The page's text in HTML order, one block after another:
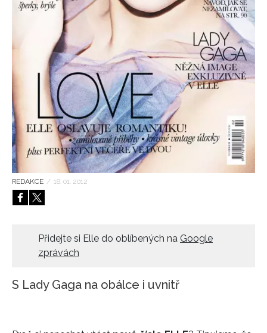
REDAKCE / 18. 01. 2012
Přidejte si Elle do oblíbených na Google
zprávách
S Lady Gaga na obálce i uvnitř